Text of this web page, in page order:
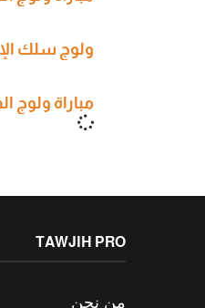
ولوج سلك الإجازة
مباراة ولوج
TAWJIH PRO
من نحن